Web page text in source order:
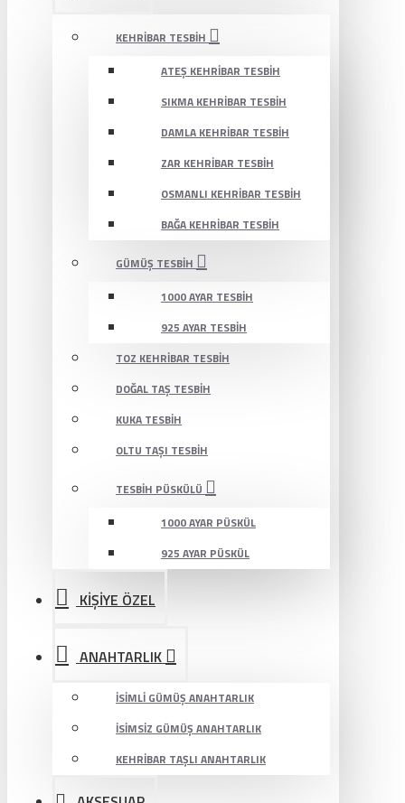
KEHRIBAR TESBIH
ATEŞ KEHRIBAR TESBIH
SIKMA KEHRIBAR TESBIH
DAMLA KEHRIBAR TESBIH
ZAR KEHRIBAR TESBIH
OSMANLI KEHRIBAR TESBIH
BAĞA KEHRIBAR TESBIH
GÜMÜŞ TESBIH
1000 AYAR TESBIH
925 AYAR TESBIH
TOZ KEHRIBAR TESBIH
DOĞAL TAŞ TESBIH
KUKA TESBIH
OLTU TAŞI TESBIH
TESBIH PÜSKÜLÜ
1000 AYAR PÜSKÜL
925 AYAR PÜSKÜL
KİŞİYE ÖZEL
ANAHTARLIK
İSIMLI GÜMÜŞ ANAHTARLIK
İSIMSIZ GÜMÜŞ ANAHTARLIK
KEHRIBAR TAŞLI ANAHTARLIK